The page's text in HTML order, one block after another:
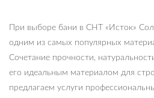
При выборе бани в СНТ «Исток»
одним из самых популярных
Сочетание прочности,
его идеальным материалом для
предлагаем услуги